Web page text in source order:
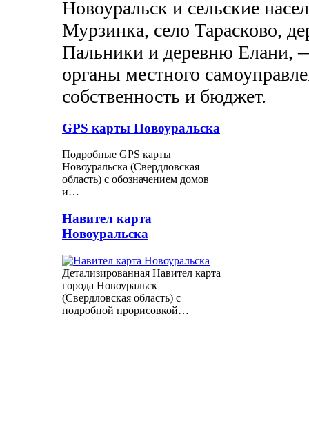
Новоуральск и сельские
Мурзинка, село Тарасково,
Пальники и деревню Елани,
органы местного
собственность и бюджет.
GPS карты Новоуральска
Подробные GPS карты
Новоуральска (Свердловская
область) с обозначением домов
и…
Навител карта
Новоуральска
Детализированная Навител карта
города Новоуральск
(Свердловская область) с
подробной прорисовкой…